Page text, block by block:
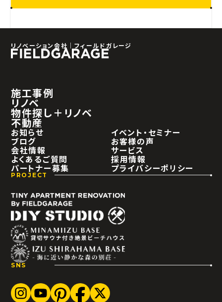
リノベーション会社｜フィールドガレージ
施工事例
リノベ
物件探し＋リノベ
不動産
お知らせ イベント・セミナー
ブログ お客様の声
会社情報 サービス
よくあるご質問 採用情報
パートナー募集 プライバシーポリシー
PROJECT
SNS